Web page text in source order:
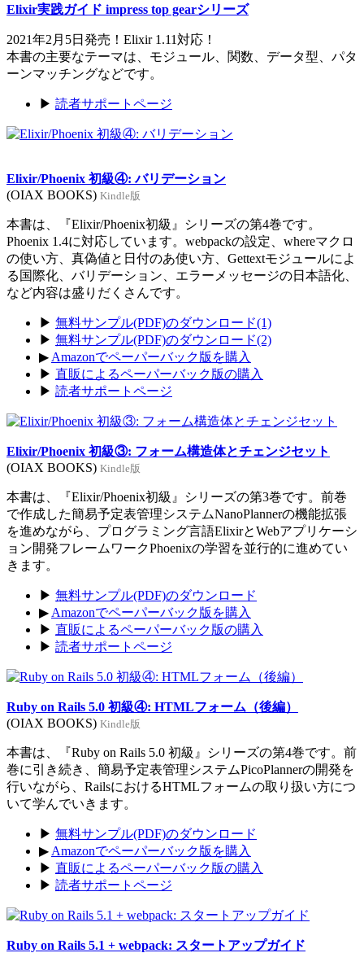
Elixir実践ガイド impress top gearシリーズ
2021年2月5日発売！Elixir 1.11対応！
本書の主要なテーマは、モジュール、関数、データ型、パタ
ーンマッチングなどです。
▶ 読者サポートページ
Elixir/Phoenix 初級④: バリデーション
(OIAX BOOKS) Kindle版
本書は、『Elixir/Phoenix初級』シリーズの第4巻です。
Phoenix 1.4に対応しています。webpackの設定、whereマクロ
の使い方、真偽値と日付のあ使い方、Gettextモジュールによ
る国際化、バリデーション、エラーメッセージの日本語化、
など内容は盛りだくさんです。
▶ 無料サンプル(PDF)のダウンロード(1)
▶ 無料サンプル(PDF)のダウンロード(2)
▶ Amazonでペーパーバック版を購入
▶ 直販によるペーパーバック版の購入
▶ 読者サポートページ
Elixir/Phoenix 初級③: フォーム構造体とチェンジセット
(OIAX BOOKS) Kindle版
本書は、『Elixir/Phoenix初級』シリーズの第3巻です。前巻
で作成した簡易予定表管理システムNanoPlannerの機能拡張
を進めながら、プログラミング言語ElixirとWebアプリケーシ
ョン開発フレームワークPhoenixの学習を並行的に進めてい
きます。
▶ 無料サンプル(PDF)のダウンロード
▶ Amazonでペーパーバック版を購入
▶ 直販によるペーパーバック版の購入
▶ 読者サポートページ
Ruby on Rails 5.0 初級④: HTMLフォーム（後編）
(OIAX BOOKS) Kindle版
本書は、『Ruby on Rails 5.0 初級』シリーズの第4巻です。前
巻に引き続き、簡易予定表管理システムPicoPlannerの開発を
行いながら、RailsにおけるHTMLフォームの取り扱い方につ
いて学んでいきます。
▶ 無料サンプル(PDF)のダウンロード
▶ Amazonでペーパーバック版を購入
▶ 直販によるペーパーバック版の購入
▶ 読者サポートページ
Ruby on Rails 5.1 + webpack: スタートアップガイド